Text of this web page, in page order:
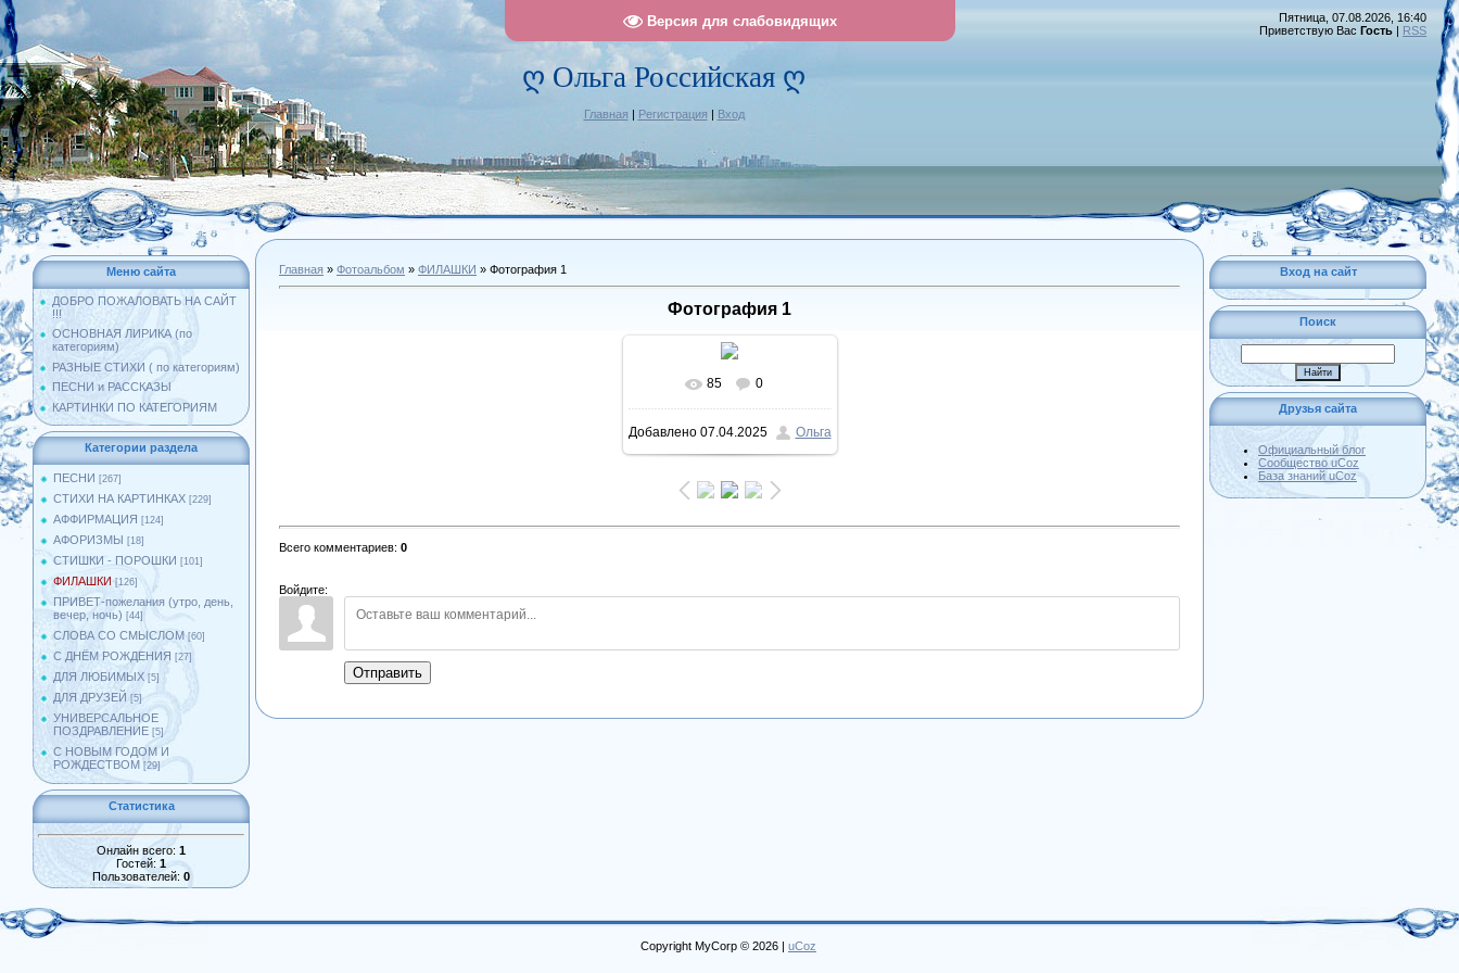
Версия для слабовидящих
ღ Ольга Российская ღ
Главная | Регистрация | Вход
Пятница, 07.08.2026, 16:40
Приветствую Вас Гость | RSS
Меню сайта
ДОБРО ПОЖАЛОВАТЬ НА САЙТ
!!!
ОСНОВНАЯ ЛИРИКА (по
категориям)
РАЗНЫЕ СТИХИ ( по категориям)
ПЕСНИ и РАССКАЗЫ
КАРТИНКИ ПО КАТЕГОРИЯМ
Категории раздела
ПЕСНИ [267]
СТИХИ НА КАРТИНКАХ [229]
АФФИРМАЦИЯ [124]
АФОРИЗМЫ [18]
СТИШКИ - ПОРОШКИ [101]
ФИЛАШКИ [126]
ПРИВЕТ-пожелания (утро, день,
вечер, ночь) [44]
СЛОВА СО СМЫСЛОМ [60]
С ДНЁМ РОЖДЕНИЯ [27]
ДЛЯ ЛЮБИМЫХ [5]
ДЛЯ ДРУЗЕЙ [5]
УНИВЕРСАЛЬНОЕ
ПОЗДРАВЛЕНИЕ [5]
С НОВЫМ ГОДОМ И
РОЖДЕСТВОМ [29]
Статистика
Онлайн всего: 1
Гостей: 1
Пользователей: 0
Главная » Фотоальбом » ФИЛАШКИ » Фотография 1
Фотография 1
В реальном размере
1048x1256/ 200.6Kb
85 0
Добавлено07.04.2025 Ольга
Всего комментариев: 0
Войдите:
Отправить
Вход на сайт
Поиск
Друзья сайта
Официальный блог
Сообщество uCoz
База знаний uCoz
Copyright MyCorp © 2026 | uCoz